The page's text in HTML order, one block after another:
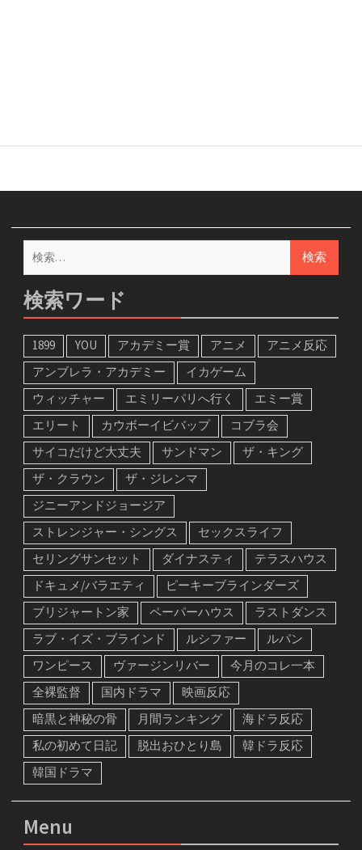
検
索:
検索ワード
1899 YOU アカデミー賞 アニメ
アニメ反応
アンブレラ・アカデミー
イカゲーム
ウィッチャー
エミリーパリへ行く
エミー賞
エリート
カウボーイビバップ
コブラ会
サイコだけど大丈夫
サンドマン
ザ・キング
ザ・クラウン
ザ・ジレンマ
ジニーアンドジョージア
ストレンジャー・シングス
セックスライフ
セリングサンセット
ダイナスティ
テラスハウス
ドキュメ/バラエティ
ピーキーブラインダーズ
ブリジャートン家
ペーパーハウス
ラストダンス
ラブ・イズ・ブラインド
ルシファー
ルパン
ワンピース
ヴァージンリバー
今月のコレ一本
全裸監督
国内ドラマ
映画反応
暗黒と神秘の骨
月間ランキング
海ドラ反応
私の初めて日記
脱出おひとり島
韓ドラ反応
韓国ドラマ
Menu